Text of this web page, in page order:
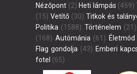
Nézőpont (2) Heti lámpás (459)
(15) Vetítő (30) Titkok és
Politika (1588) Történelem (21)
(168) Autómánia (61) Életmód
Flag gondolja (43) Emberi
fotel (65)